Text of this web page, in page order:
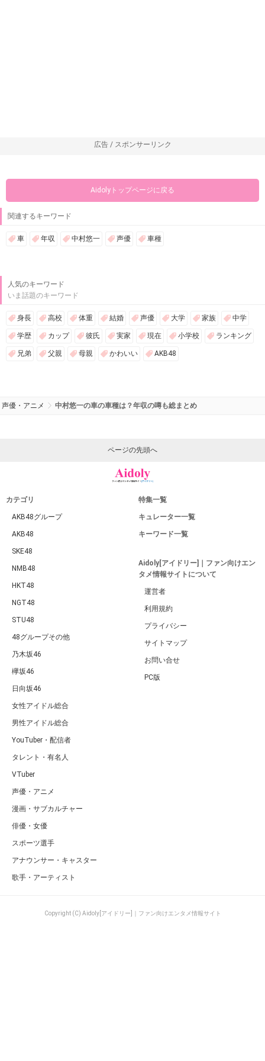
広告 / スポンサーリンク
Aidolyトップページに戻る
関連するキーワード
車 年収 中村悠一 声優 車種
人気のキーワード
いま話題のキーワード
身長 高校 体重 結婚 声優 大学 家族 中学
学歴 カップ 彼氏 実家 現在 小学校 ランキング
兄弟 父親 母親 かわいい AKB48
声優・アニメ 中村悠一の車の車種は？年収の噂も総まとめ
ページの先頭へ
カテゴリ
AKB48グループ
AKB48
SKE48
NMB48
HKT48
NGT48
STU48
48グループその他
乃木坂46
欅坂46
日向坂46
女性アイドル総合
男性アイドル総合
YouTuber・配信者
タレント・有名人
VTuber
声優・アニメ
漫画・サブカルチャー
俳優・女優
スポーツ選手
アナウンサー・キャスター
歌手・アーティスト
特集一覧
キュレーター一覧
キーワード一覧
Aidoly[アイドリー]｜ファン向けエン
タメ情報サイトについて
運営者
利用規約
プライバシー
サイトマップ
お問い合せ
PC版
Copyright (C) Aidoly[アイドリー]｜ファン向けエンタメ情報サイト